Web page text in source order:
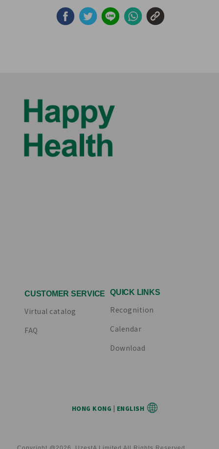
CUSTOMER SERVICE
Virtual catalog
FAQ
QUICK LINKS
Recognition
Calendar
Download
HONG KONG | ENGLISH